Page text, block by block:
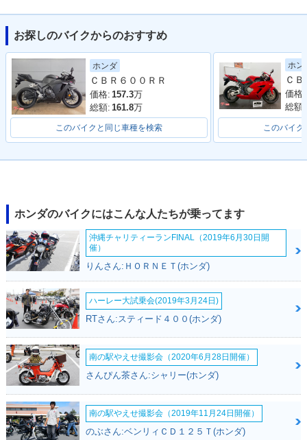
2022年 CBR1000R
R-R SP・マイナー
チェンジ
2022年 CBR1000R
R-R・マイナーチェ
ンジ
2020年 CBR1000R
R-R SP・新登場
R-R・新登場
R-R SP
お探しのバイクからのおすすめ
ホンダ
ＣＢＲ６００ＲＲ
価格: 157.3万
総額: 161.8万
このバイクと同じ車種を検索
ホン
価格:
総額:
このバイク
ホンダのバイクにはこんな人たちが乗ってます
沖縄チャリティーランFINAL（2019年6月30日開
催）
りんさん:ＨＯＲＮＥＴ(ホンダ)
ハーレー大試乗会(2019年3月24日)
RTさん:スティード４００(ホンダ)
南の駅やえせ撮影会（2020年6月28日開催）
さんぴん茶さん:シャリー(ホンダ)
南の駅やえせ撮影会（2019年11月24日開催）
のぶさん:ベンリィＣＤ１２５Ｔ(ホンダ)